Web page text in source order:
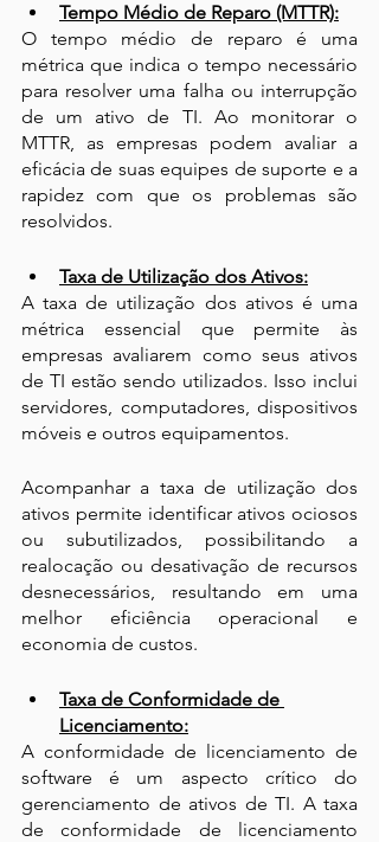
Tempo Médio de Reparo (MTTR):
O tempo médio de reparo é uma
métrica que indica o tempo necessário
para resolver uma falha ou interrupção
de um ativo de TI. Ao monitorar o
MTTR, as empresas podem avaliar a
eficácia de suas equipes de suporte e a
rapidez com que os problemas são
resolvidos.
Taxa de Utilização dos Ativos:
A taxa de utilização dos ativos é uma
métrica essencial que permite às
empresas avaliarem como seus ativos
de TI estão sendo utilizados. Isso inclui
servidores, computadores, dispositivos
móveis e outros equipamentos.
Acompanhar a taxa de utilização dos
ativos permite identificar ativos ociosos
ou subutilizados, possibilitando a
realocação ou desativação de recursos
desnecessários, resultando em uma
melhor eficiência operacional e
economia de custos.
Taxa de Conformidade de
Licenciamento:
A conformidade de licenciamento de
software é um aspecto crítico do
gerenciamento de ativos de TI. A taxa
de conformidade de licenciamento